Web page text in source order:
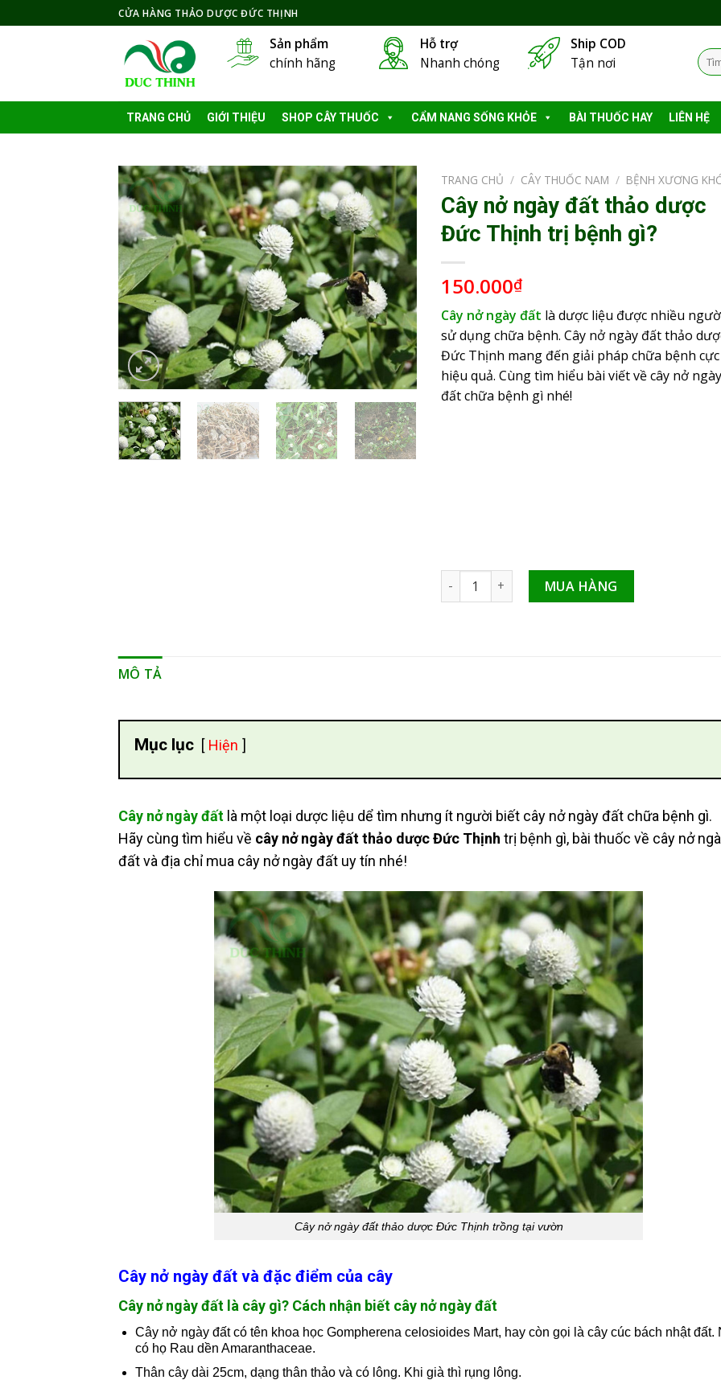
to
CỬA HÀNG THẢO DƯỢC ĐỨC THỊNH
Sản phẩm
chính hãng
Hỗ trợ
Nhanh chóng
Ship COD
Tận nơi
Tìm
kiếm:
TRANG CHỦ GIỚI THIỆU SHOP CÂY THUỐC CẨM NANG SỐNG KHỎE BÀI THUỐC HAY LIÊN HỆ
TRANG CHỦ / CÂY THUỐC NAM / BỆNH XƯƠNG
Cây nở ngày đất thảo dược
Đức Thịnh trị bệnh gì?
150.000₫
Cây nở ngày đất là dược liệu được nhiều
sử dụng chữa bệnh. Cây nở ngày đất thảo
Đức Thịnh mang đến giải pháp chữa bệnh
hiệu quả. Cùng tìm hiểu bài viết về cây nở ngày
đất chữa bệnh gì nhé!
Cây nở ngày đất thảo dược Đức Thịnh trị bệnh
MUA HÀNG
MÔ TẢ
Mục lục Hiện
Cây nở ngày đất là một loại dược liệu dể tìm nhưng ít người biết cây nở ngày đất chữa bệnh gì.
Hãy cùng tìm hiểu về cây nở ngày đất thảo dược Đức Thịnh trị bệnh gì, bài thuốc về cây nở
đất và địa chỉ mua cây nở ngày đất uy tín nhé!
Cây nở ngày đất thảo dược Đức Thịnh trồng tại vườn
Cây nở ngày đất và đặc điểm của cây
Cây nở ngày đất là cây gì? Cách nhận biết cây nở ngày đất
Cây nở ngày đất có tên khoa học Gompherena celosioides Mart, hay còn gọi là cây cúc bách nhật đất.
có họ Rau dền Amaranthaceae.
Thân cây dài 25cm, dạng thân thảo và có lông. Khi già thì rụng lông.